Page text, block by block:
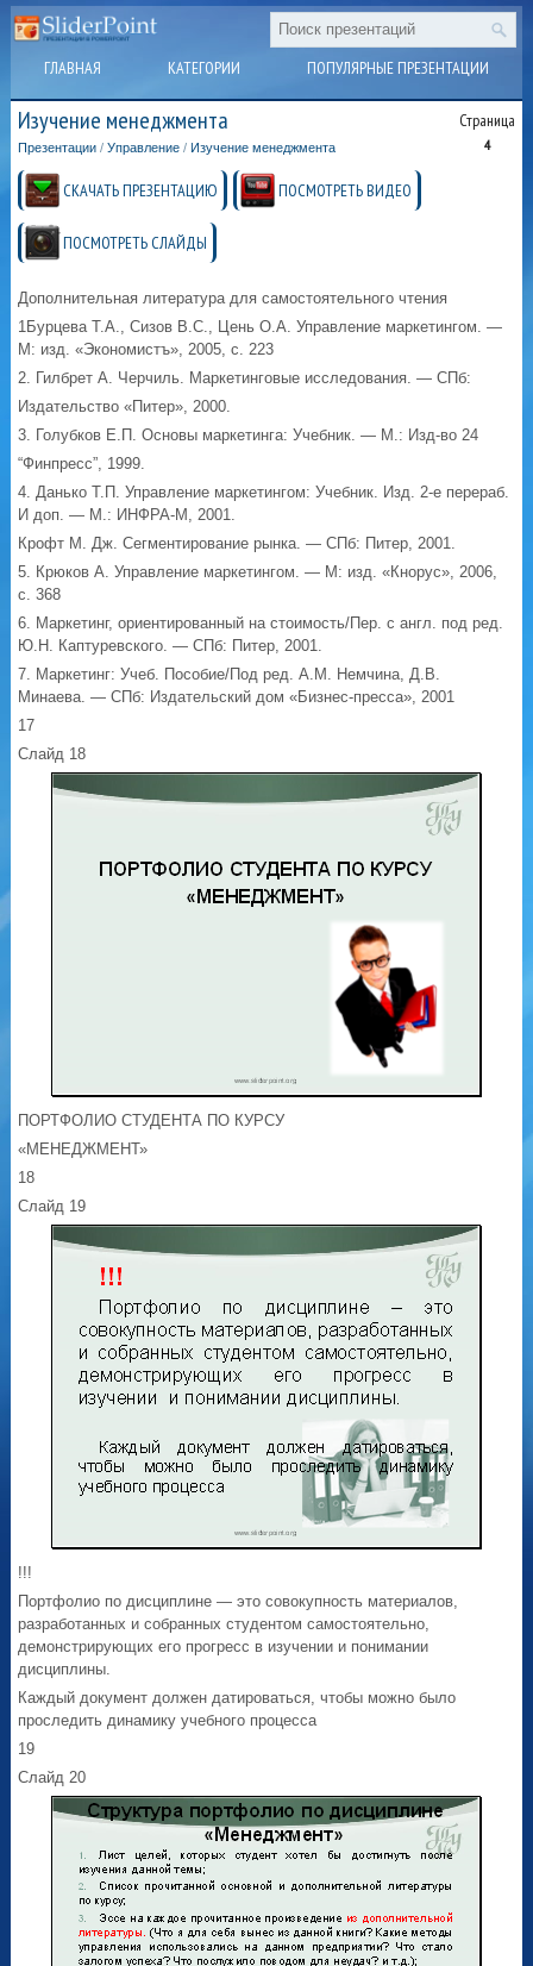
ГЛАВНАЯ КАТЕГОРИИ ПОПУЛЯРНЫЕ ПРЕЗЕНТАЦИИ
Изучение менеджмента Страница
4
Презентации /Управление / Изучение менеджмента
СКАЧАТЬ ПРЕЗЕНТАЦИЮ ПОСМОТРЕТЬ ВИДЕО
ПОСМОТРЕТЬ СЛАЙДЫ
Дополнительная литература для самостоятельного чтения
1Бурцева Т.А., Сизов В.С., Цень О.А. Управление маркетингом. —
М: изд. «Экономистъ», 2005, с. 223
2. Гилбрет А. Черчиль. Маркетинговые исследования. — СПб:
Издательство «Питер», 2000.
3. Голубков Е.П. Основы маркетинга: Учебник. — М.: Изд-во 24
“Финпресс”, 1999.
4. Данько Т.П. Управление маркетингом: Учебник. Изд. 2-е перераб.
И доп. — М.: ИНФРА-М, 2001.
Крофт М. Дж. Сегментирование рынка. — СПб: Питер, 2001.
5. Крюков А. Управление маркетингом. — М: изд. «Кнорус», 2006,
с. 368
6. Маркетинг, ориентированный на стоимость/Пер. с англ. под ред.
Ю.Н. Каптуревского. — СПб: Питер, 2001.
7. Маркетинг: Учеб. Пособие/Под ред. А.М. Немчина, Д.В.
Минаева. — СПб: Издательский дом «Бизнес-пресса», 2001
17
Слайд 18
ПОРТФОЛИО СТУДЕНТА ПО КУРСУ
«МЕНЕДЖМЕНТ»
18
Слайд 19
!!!
Портфолио по дисциплине — это совокупность материалов,
разработанных и собранных студентом самостоятельно,
демонстрирующих его прогресс в изучении и понимании
дисциплины.
Каждый документ должен датироваться, чтобы можно было
проследить динамику учебного процесса
19
Слайд 20